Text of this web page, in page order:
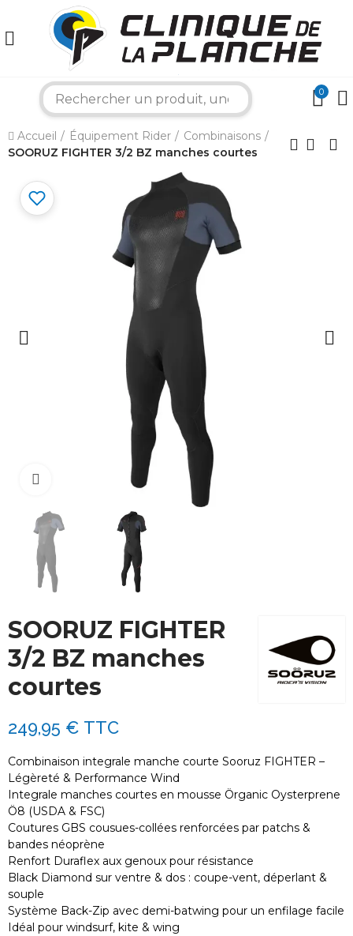
0
Accueil Équipement Rider
Combinaisons
SOORUZ FIGHTER 3/2 BZ manches courtes
Cliquez pour agrandir
SOORUZ FIGHTER
3/2 BZ manches
courtes
249,95 € TTC
Combinaison integrale manche courte Sooruz FIGHTER –
Légèreté & Performance Wind
Integrale manches courtes en mousse Örganic Oysterprene
Ö8 (USDA & FSC)
Coutures GBS cousues-collées renforcées par patchs &
bandes néoprène
Renfort Duraflex aux genoux pour résistance
Black Diamond sur ventre & dos : coupe-vent, déperlant &
souple
Système Back-Zip avec demi-batwing pour un enfilage facile
Idéal pour windsurf, kite & wing
Bonjour ! Je suis votre expert nautique.
Comment puis-je vous aider aujourd'hui ?